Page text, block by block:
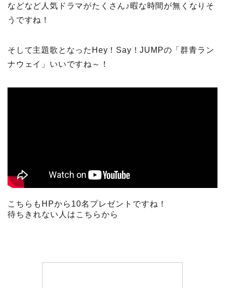
などなど人気ドラマがたくさん♪暇な時間が無くなりそ
うですね！
そして主題歌となったHey！Say！JUMPの「群青ラン
ナウェイ」いいですね～！
こちらもHPから10名プレゼントですね！
待ちきれない人はこちらから